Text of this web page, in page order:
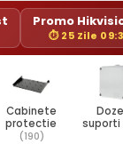
Promo
⏱ 25 Zile
Cabinete
protectie
(190)
suporti